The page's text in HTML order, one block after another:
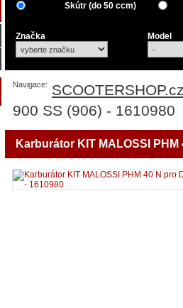
Skútr (do 50 ccm)
Značka Model
Navigace:
900 SS (906) - 1610980
Karburátor KIT MALOSSI PHM